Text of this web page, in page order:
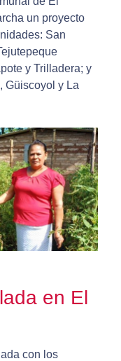
un proyecto
San
y Trilladera; y
Güiscoyol y La
en El
con los